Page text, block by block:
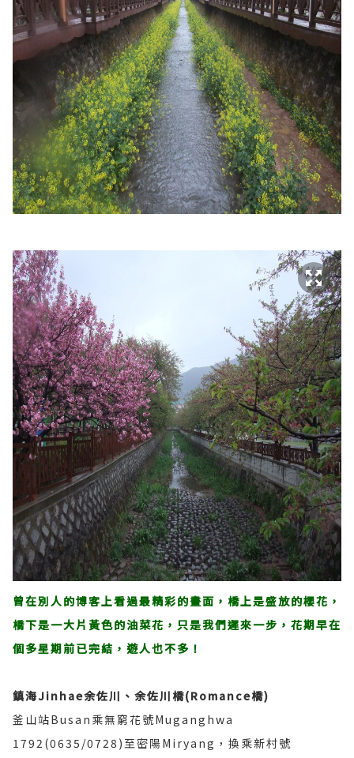
曾在別人的博客上看過最精彩的畫面，橋上是盛放的櫻花，
橋下是一大片黃色的油菜花，只是我們遲來一步，花期早在
個多星期前已完結，遊人也不多！
鎮海Jinhae余佐川、余佐川橋(Romance橋)
釜山站Busan乘無窮花號Muganghwa
1792(0635/0728)至密陽Miryang，換乘新村號